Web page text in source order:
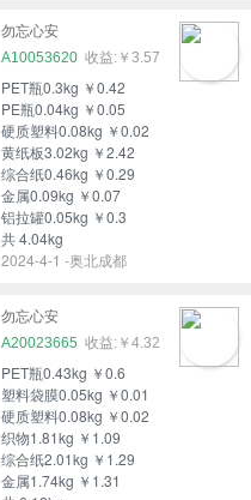
勿忘心安
A10053620
￥3.57
PET瓶0.3kg ￥0.42
PE瓶0.04kg ￥0.05
硬质塑料0.08kg ￥0.02
黄纸板3.02kg ￥2.42
综合纸0.46kg ￥0.29
金属0.09kg ￥0.07
铝拉罐0.05kg ￥0.3
共 4.04kg
2024-4-1 -奥北成都
勿忘心安
A20023665
￥4.32
PET瓶0.43kg ￥0.6
塑料袋膜0.05kg ￥0.01
硬质塑料0.08kg ￥0.02
织物1.81kg ￥1.09
综合纸2.01kg ￥1.29
金属1.74kg ￥1.31